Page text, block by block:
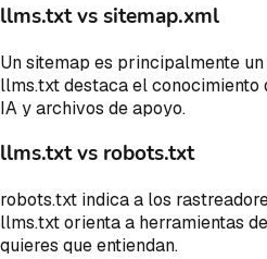
llms.txt vs sitemap.xml
Un sitemap es principalmente
llms.txt destaca el conocimiento
IA y archivos de apoyo.
llms.txt vs robots.txt
robots.txt indica a los
llms.txt orienta a herramientas
quieres que entiendan.